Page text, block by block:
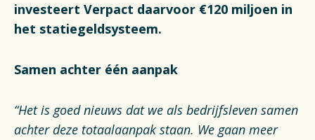
investeert Verpact daarvoor €120 miljoen in
het statiegeldsysteem.
Samen achter één aanpak
“Het is goed nieuws dat we als bedrijfsleven samen
achter deze totaalaanpak staan. We gaan meer